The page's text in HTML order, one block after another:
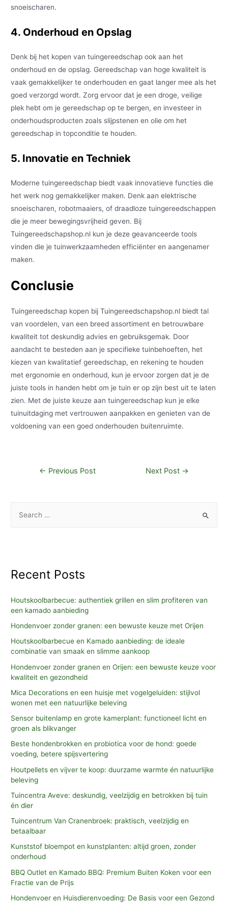
h
o
Recent Posts
Houtskoolbarbecue: authentiek grillen en slim profiteren van
een kamado aanbieding
Hondenvoer zonder granen: een bewuste keuze met Orijen
Houtskoolbarbecue en Kamado aanbieding: de ideale
combinatie van smaak en slimme aankoop
Hondenvoer zonder granen en Orijen: een bewuste keuze voor
kwaliteit en gezondheid
Mica Decorations en een huisje met vogelgeluiden: stijlvol
wonen met een natuurlijke beleving
Sensor buitenlamp en grote kamerplant: functioneel licht en
groen als blikvanger
Beste hondenbrokken en probiotica voor de hond: goede
voeding, betere spijsvertering
Houtpellets en vijver te koop: duurzame warmte én natuurlijke
beleving
Tuincentra Aveve: deskundig, veelzijdig en betrokken bij tuin
én dier
Tuincentrum Van Cranenbroek: praktisch, veelzijdig en
betaalbaar
Kunststof bloempot en kunstplanten: altijd groen, zonder
onderhoud
BBQ Outlet en Kamado BBQ: Premium Buiten Koken voor een
Fractie van de Prijs
Hondenvoer en Huisdierenvoeding: De Basis voor een Gezond
snoeischaren.
4. Onderhoud en Opslag
Denk bij het kopen van tuingereedschap ook aan het
onderhoud en de opslag. Gereedschap van hoge kwaliteit is
vaak gemakkelijker te onderhouden en gaat langer mee als het
goed verzorgd wordt. Zorg ervoor dat je een droge, veilige
plek hebt om je gereedschap op te bergen, en investeer in
onderhoudsproducten zoals slijpstenen en olie om het
gereedschap in topconditie te houden.
5. Innovatie en Techniek
Moderne tuingereedschap biedt vaak innovatieve functies die
het werk nog gemakkelijker maken. Denk aan elektrische
snoeischaren, robotmaaiers, of draadloze tuingereedschappen
die je meer bewegingsvrijheid geven. Bij
Tuingereedschapshop.nl kun je deze geavanceerde tools
vinden die je tuinwerkzaamheden efficiënter en aangenamer
maken.
Conclusie
Tuingereedschap kopen bij Tuingereedschapshop.nl biedt tal
van voordelen, van een breed assortiment en betrouwbare
kwaliteit tot deskundig advies en gebruiksgemak. Door
aandacht te besteden aan je specifieke tuinbehoeften, het
kiezen van kwalitatief gereedschap, en rekening te houden
met ergonomie en onderhoud, kun je ervoor zorgen dat je de
juiste tools in handen hebt om je tuin er op zijn best uit te laten
zien. Met de juiste keuze aan tuingereedschap kun je elke
tuinuitdaging met vertrouwen aanpakken en genieten van de
voldoening van een goed onderhouden buitenruimte.
Post← Previous Post Next Post →